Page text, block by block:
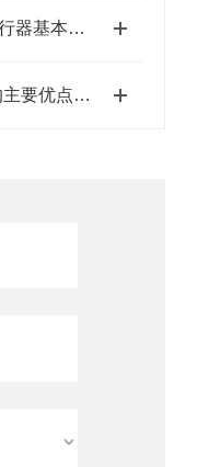
381直行程电动执行器基本特征有哪些呢？
硬密封电动闸阀的主要优点和使用工作环境要求